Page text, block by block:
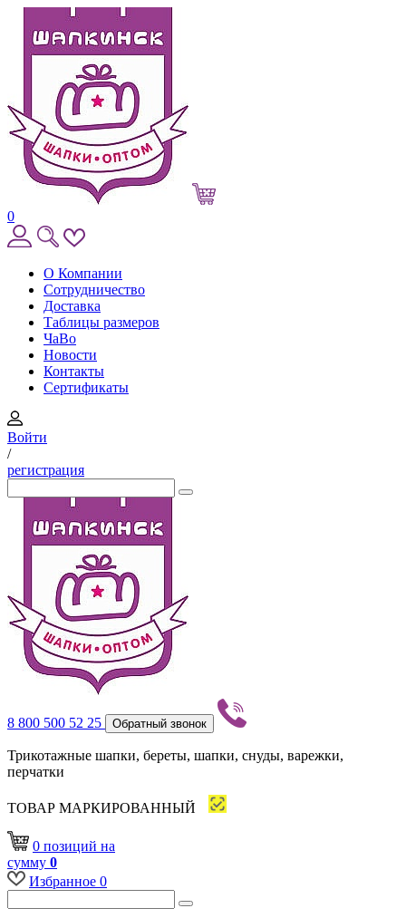
0
О Компании
Сотрудничество
Доставка
Таблицы размеров
ЧаВо
Новости
Контакты
Сертификаты
Войти
/
регистрация
8 800 500 52 25 Обратный звонок
Трикотажные шапки, береты, шапки, снуды, варежки,
перчатки
ТОВАР МАРКИРОВАННЫЙ
0 позиций на
сумму 0
Избранное 0